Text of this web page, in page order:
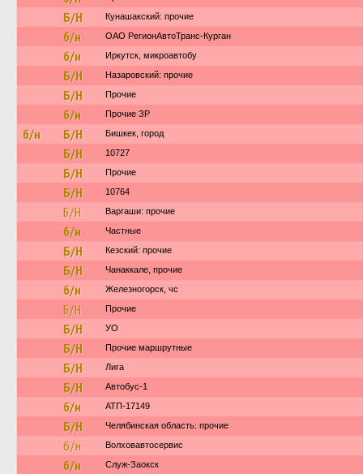
Б/Н Кунашакский: прочие
б/н ОАО РегионАвтоТранс-Курган
б/н Иркутск, микроавтобу
Б/Н Назаровский: прочие
Б/Н Прочие
б/н Прочие ЗР
б/н Б/Н Бишкек, город
Б/Н 10727
Б/Н Прочие
Б/Н 10764
Б/Н Варгаши: прочие
б/н Частные
Б/Н Кезский: прочие
Б/Н Чанаккале, прочие
б/н Железногорск, чс
Б/Н Прочие
Б/Н УО
Б/Н Прочие маршрутные
Б/Н Лига
Б/Н Автобус-1
б/н АТП-17149
Б/Н Челябинская область: прочие
б/н Волховавтосервис
б/н Служ-Заокск